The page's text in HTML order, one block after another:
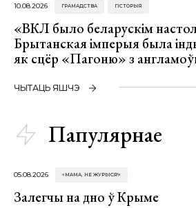
10.08.2026 ГРАМАДСТВА ГІСТОРЫЯ
«ВКЛ было беларускім
Брытанская імперыя была
як сцёр «Пагоню» з
ЧЫТАЦЬ ЯШЧЭ
Папулярнае
05.08.2026 «МАМА, НЕ ЖУРЫСЯ!»
Залегчы на дно ў Крыме